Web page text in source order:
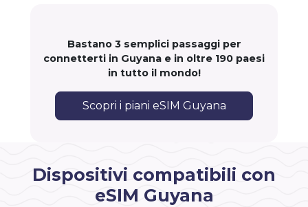
Bastano 3 semplici passaggi per
connetterti in Guyana e in oltre 190 paesi
in tutto il mondo!
Scopri i piani eSIM Guyana
Dispositivi compatibili con
eSIM Guyana